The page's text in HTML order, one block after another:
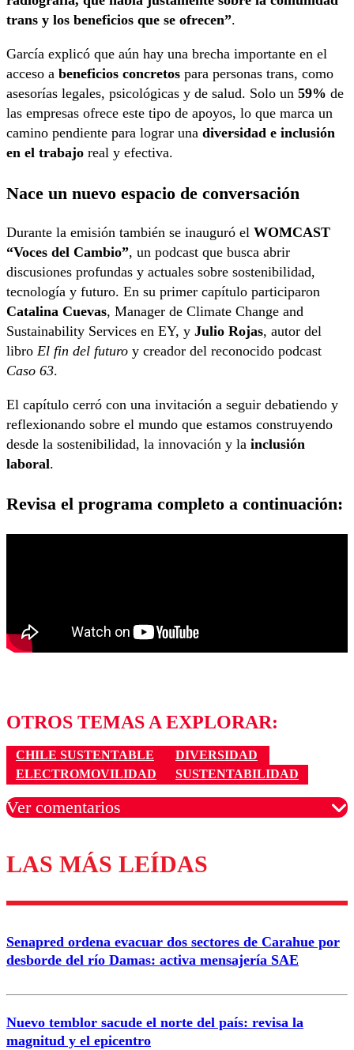
trans y los beneficios que se ofrecen”.
García explicó que aún hay una brecha importante en el
acceso a beneficios concretos para personas trans, como
asesorías legales, psicológicas y de salud. Solo un 59% de
las empresas ofrece este tipo de apoyos, lo que marca un
camino pendiente para lograr una diversidad e inclusión
en el trabajo real y efectiva.
Nace un nuevo espacio de conversación
Durante la emisión también se inauguró el WOMCAST
“Voces del Cambio”, un podcast que busca abrir
discusiones profundas y actuales sobre sostenibilidad,
tecnología y futuro. En su primer capítulo participaron
Catalina Cuevas, Manager de Climate Change and
Sustainability Services en EY, y Julio Rojas, autor del
libro El fin del futuro y creador del reconocido podcast
Caso 63.
El capítulo cerró con una invitación a seguir debatiendo y
reflexionando sobre el mundo que estamos construyendo
desde la sostenibilidad, la innovación y la inclusión
laboral.
Revisa el programa completo a continuación:
OTROS TEMAS A EXPLORAR:
CHILE SUSTENTABLE
DIVERSIDAD
ELECTROMOVILIDAD
SUSTENTABILIDAD
Ver comentarios
Los comentarios son moderados para garantizar un
diálogo respetuoso.
Nombre
Correo
LAS MÁS LEÍDAS
Senapred ordena evacuar dos sectores de Carahue por
desborde del río Damas: activa mensajería SAE
Nuevo temblor sacude el norte del país: revisa la
magnitud y el epicentro